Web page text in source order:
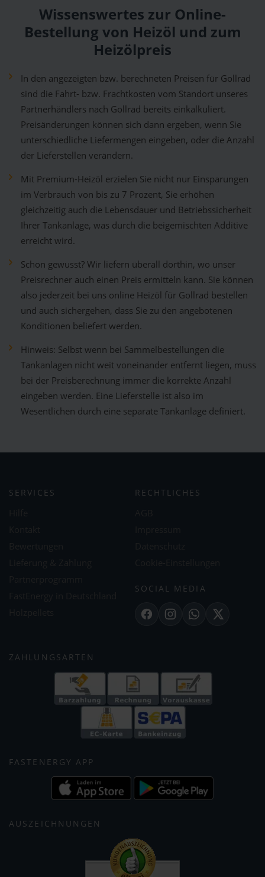
Wissenswertes zur Online-
Bestellung von Heizöl und zum
Heizölpreis
In den angezeigten bzw. berechneten Preisen für Gollrad
sind die Fahrt- bzw. Frachtkosten vom Standort unseres
Partnerhändlers nach Gollrad bereits einkalkuliert.
Preisänderungen können sich dann ergeben, wenn Sie
unterschiedliche Liefermengen eingeben, oder die Anzahl
der Lieferstellen verändern.
Mit Premium-Heizöl erzielen Sie nicht nur Einsparungen
im Verbrauch von bis zu 7 Prozent, Sie erhöhen
gleichzeitig auch die Lebensdauer und Betriebssicherheit
Ihrer Tankanlage, was durch die beigemischten Additive
erreicht wird.
Schon gewusst? Wir liefern überall dorthin, wo unser
Preisrechner auch einen Preis ermitteln kann. Sie können
also jederzeit bei uns online Heizöl für Gollrad bestellen
und auch sichergehen, dass Sie zu den angebotenen
Konditionen beliefert werden.
Hinweis: Selbst wenn bei Sammelbestellungen die
Tankanlagen nicht weit voneinander entfernt liegen, muss
bei der Preisberechnung immer die korrekte Anzahl
eingeben werden. Eine Lieferstelle ist also im
Wesentlichen durch eine separate Tankanlage definiert.
SERVICES RECHTLICHES
SOCIAL MEDIA
FacebookInstagramWhatsApp
X
ZAHLUNGSARTEN
FASTENERGY APP
AUSZEICHNUNGEN